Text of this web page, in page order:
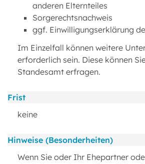
anderen Elternteiles
Sorgerechtsnachweis
ggf. Einwilligungserklärung
Im Einzelfall können weitere
erforderlich sein. Diese können
Standesamt erfragen.
Frist
keine
Hinweise (Besonderheiten)
Wenn Sie oder Ihr Ehepartner